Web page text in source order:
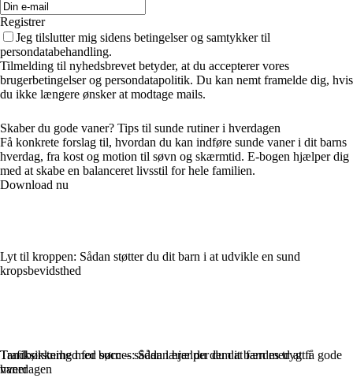
Registrer
Jeg tilslutter mig sidens betingelser og samtykker til
persondatabehandling.
Tilmelding til nyhedsbrevet betyder, at du accepterer vores
brugerbetingelser og persondatapolitik. Du kan nemt framelde dig, hvis
du ikke længere ønsker at modtage mails.
Skaber du gode vaner? Tips til sunde rutiner i hverdagen
Få konkrete forslag til, hvordan du kan indføre sunde vaner i dit barns
hverdag, fra kost og motion til søvn og skærmtid. E-bogen hjælper dig
med at skabe en balanceret livsstil for hele familien.
Download nu
Lyt til kroppen: Sådan støtter du dit barn i at udvikle en sund
kropsbevidsthed
Trafiksikkerhed for børn – sådan lærer du dem at færdes trygt i
hverdagen
Tandbørstning med succes: Sådan hjælper du dit barn med at få gode
vaner